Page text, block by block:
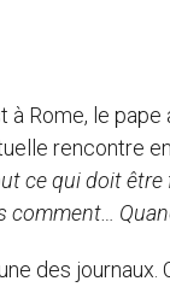
Rome, le
rencontre
ce qui doit être
comment…
des